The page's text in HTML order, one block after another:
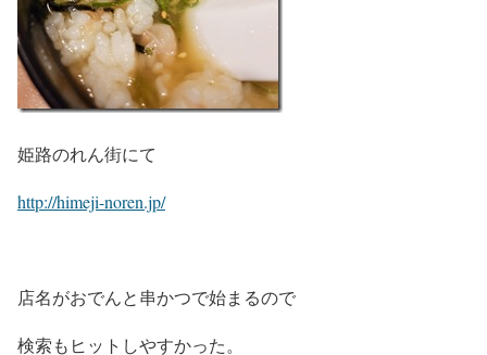
姫路のれん街にて
http://himeji-noren.jp/
店名がおでんと串かつで始まるので
検索もヒットしやすかった。